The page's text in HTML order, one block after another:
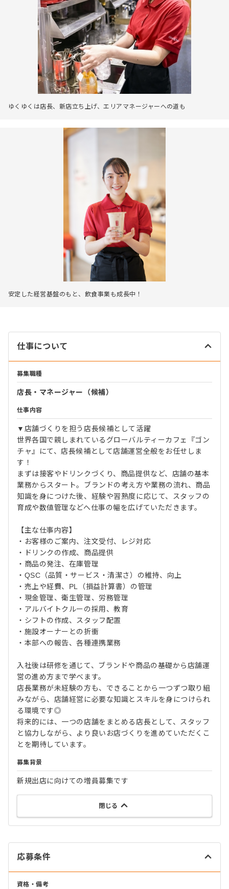
ゆくゆくは店長、新店立ち上げ、エリアマネージャーへの道も
安定した経営基盤のもと、飲食事業も成長中！
仕事について
募集職種
店長・マネージャー（候補）
仕事内容
▼店舗づくりを担う店長候補として活躍
世界各国で親しまれているグローバルティーカフェ『ゴン
チャ』にて、店長候補として店舗運営全般をお任せしま
す！
まずは接客やドリンクづくり、商品提供など、店舗の基本
業務からスタート。ブランドの考え方や業務の流れ、商品
知識を身につけた後、経験や習熟度に応じて、スタッフの
育成や数値管理などへ仕事の幅を広げていただきます。
【主な仕事内容】
・お客様のご案内、注文受付、レジ対応
・ドリンクの作成、商品提供
・商品の発注、在庫管理
・QSC（品質・サービス・清潔さ）の維持、向上
・売上や経費、PL（損益計算書）の管理
・現金管理、衛生管理、労務管理
・アルバイトクルーの採用、教育
・シフトの作成、スタッフ配置
・施設オーナーとの折衝
・本部への報告、各種連携業務
入社後は研修を通じて、ブランドや商品の基礎から店舗運
営の進め方まで学べます。
店長業務が未経験の方も、できることから一つずつ取り組
みながら、店舗経営に必要な知識とスキルを身につけられ
る環境です◎
将来的には、一つの店舗をまとめる店長として、スタッフ
と協力しながら、より良いお店づくりを進めていただくこ
とを期待しています。
募集背景
新規出店に向けての増員募集です
閉じる
応募条件
資格・備考